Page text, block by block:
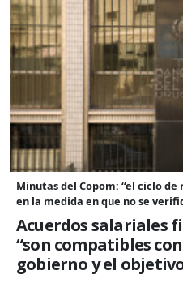
Minutas del Copom: “el ciclo
en la medida en que no se
Acuerdos salariales
“son compatibles
gobierno y el